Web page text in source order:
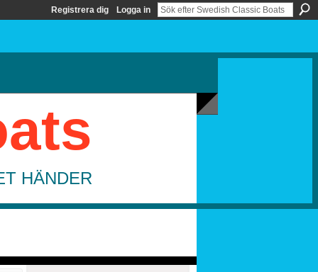
Registrera dig Logga in
HÄNDER